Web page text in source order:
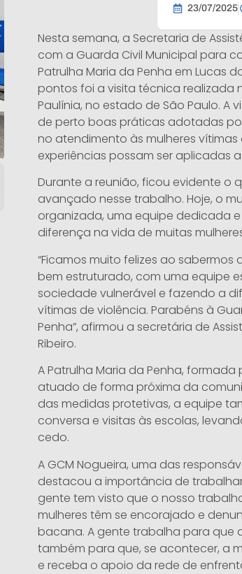
23/07/2025
Nesta semana, a Secretaria de
com a Guarda Civil Municipal para
Patrulha Maria da Penha em Lucas
pontos foi a visita técnica realizada
Paulínia, no estado de São Paulo.
de perto boas práticas adotadas
no atendimento às mulheres
experiências possam ser aplicadas
Durante a reunião, ficou evidente o
avançado nesse trabalho. Hoje, o
organizada, uma equipe dedicada
diferença na vida de muitas
“Ficamos muito felizes ao
bem estruturado, com uma equipe
sociedade vulnerável e fazendo a
vítimas de violência. Parabéns à
Penha”, afirmou a secretária de
Ribeiro.
A Patrulha Maria da Penha,
atuado de forma próxima da
das medidas protetivas, a equipe
conversa e visitas às escolas,
cedo.
A GCM Nogueira, uma das
destacou a importância de
gente tem visto que o nosso
mulheres têm se encorajado e
bacana. A gente trabalha para que
também para que, se acontecer, a
e receba o apoio da rede de